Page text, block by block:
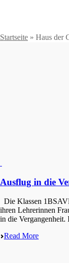
Startseite » Haus der
Ausflug in die
Die Klassen
ihren Lehre­rin­nen
in die Vergangenheit.
Read More